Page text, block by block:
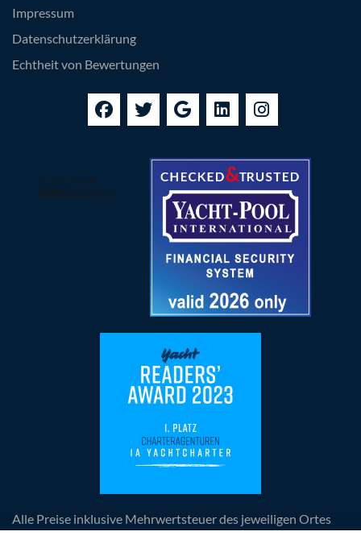
Impressum
Datenschutzerklärung
Echtheit von Bewertungen
Alle Preise inklusive Mehrwertsteuer des jeweiligen Ortes